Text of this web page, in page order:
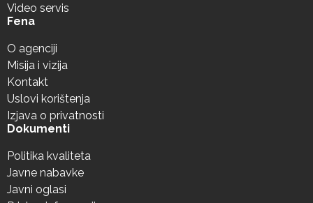
Video servis
Fena
O agenciji
Misija i vizija
Kontakt
Uslovi korištenja
Izjava o privatnosti
Dokumenti
Politika kvaliteta
Javne nabavke
Javni oglasi